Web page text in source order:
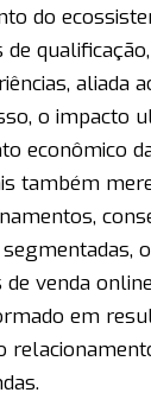
do
aliada
o impacto
econômico
também
venda
em